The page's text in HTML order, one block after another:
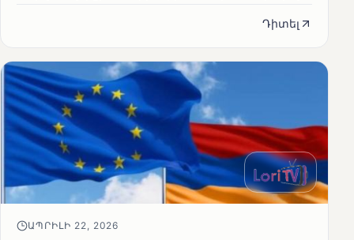
Դիտել
ԱՊՐԻԼԻ 22, 2026